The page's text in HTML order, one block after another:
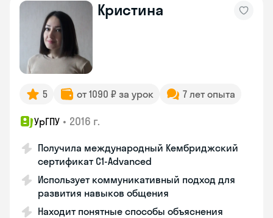
Кристина
5 от 1090 ₽ за урок 7 лет опыта
УрГПУ • 2016 г.
Получила международный Кембриджский
сертификат С1-Advanced
Использует коммуникативный подход для
развития навыков общения
Находит понятные способы объяснения